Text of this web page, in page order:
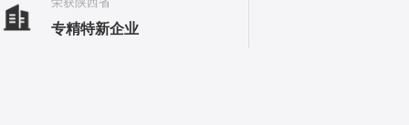
专精特新企业